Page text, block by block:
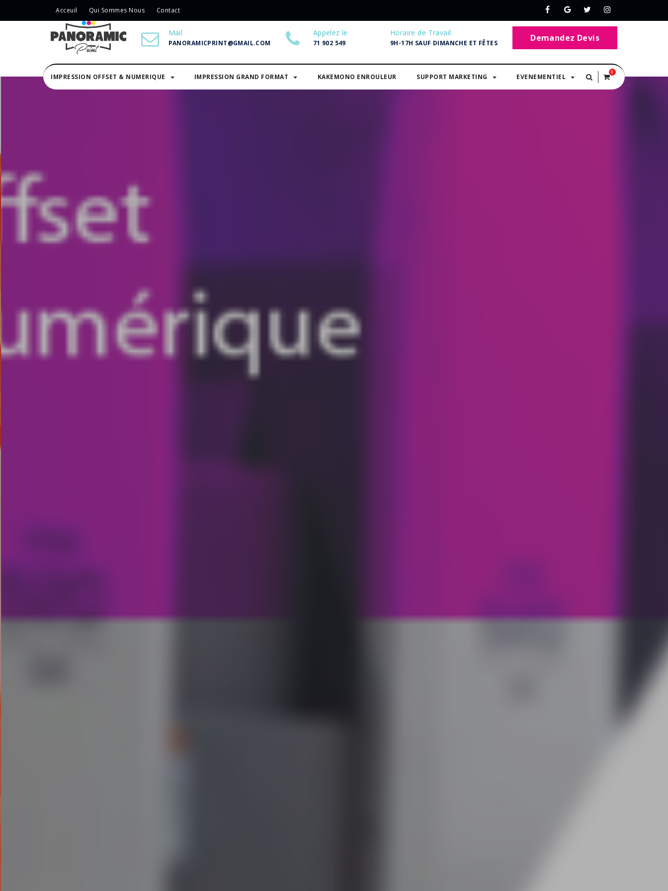
Acceuil Qui Sommes Nous Contact
Mail
PANORAMICPRINT@GMAIL.COM
Appelez le
71 902 549
Horaire de Travail
9H-17H SAUF DIMANCHE ET FÊTES Demandez Devis
IMPRESSION OFFSET & NUMERIQUE IMPRESSION GRAND FORMAT KAKEMONO ENROULEUR SUPPORT MARKETING EVENEMENTIEL
0